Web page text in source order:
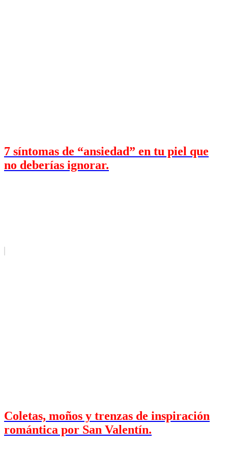
7 síntomas de “ansiedad” en tu piel que
no deberías ignorar.
Coletas, moños y trenzas de inspiración
romántica por San Valentín.